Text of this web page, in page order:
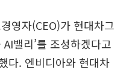
영자(CEO)가 현대차그
밸리’를 조성하겠다고
다. 엔비디아와 현대차